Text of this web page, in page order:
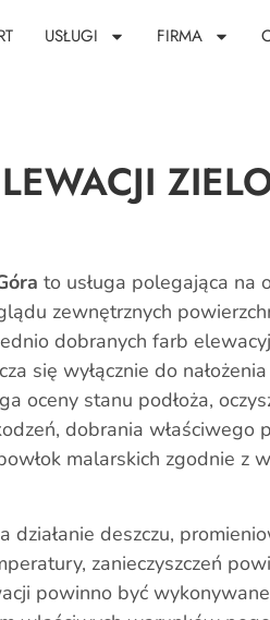
USŁUGI FIRMA
to usługa polegająca na
zewnętrznych
dobranych farb
się wyłącznie do
oceny stanu podłoża,
dobrania właściwego
malarskich zgodnie z
działanie deszczu,
zanieczyszczeń
powinno być